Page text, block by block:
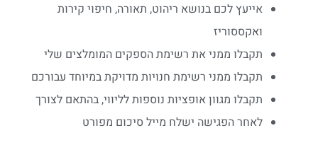
אייעץ לכם בנושא ריהוט, תאורה, חיפוי קירות
ואקססוריז
תקבלו ממני את רשימת הספקים המומלצים שלי
תקבלו ממני רשימת חנויות מדויקת במיוחד עבורכם
תקבלו מגוון אופציות נוספות לליווי, בהתאם לצורך
לאחר הפגישה ישלח מייל סיכום מפורט